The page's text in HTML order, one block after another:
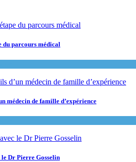
du parcours médical
médecin de famille d’expérience
Dr Pierre Gosselin